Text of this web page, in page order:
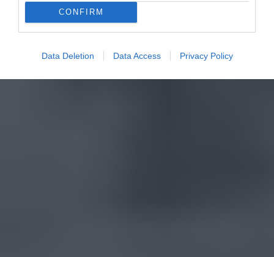
CONFIRM
Data Deletion Data Access Privacy Policy